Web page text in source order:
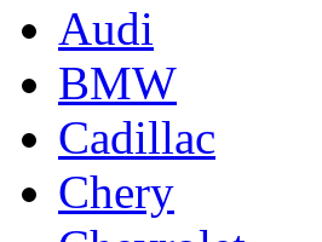
Audi
BMW
Cadillac
Chery